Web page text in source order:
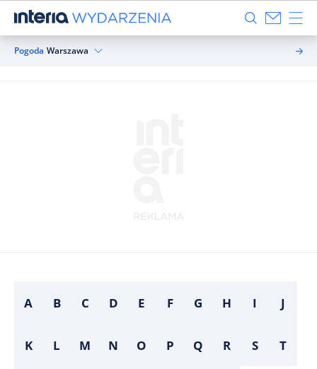
Pogoda Warszawa
A B C D E F G H I J
K L M N O P Q R S T